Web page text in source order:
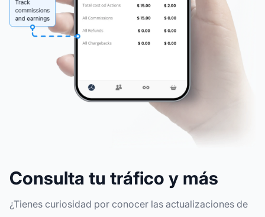
Consulta tu tráfico y más
¿Tienes curiosidad por conocer las actualizaciones de